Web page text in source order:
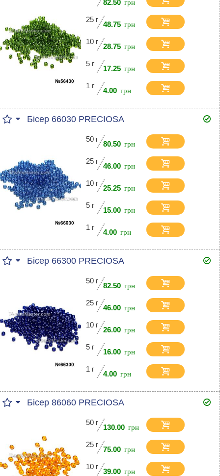
82.50
25 г
48.75
10 г
28.75
5 г
17.25
1 г
4.00
Бісер 66030 PRECIOSA
50 г
80.50
25 г
46.00
10 г
25.25
5 г
15.00
1 г
4.00
Бісер 66300 PRECIOSA
50 г
82.50
25 г
46.00
10 г
26.00
5 г
16.00
1 г
4.00
Бісер 86060 PRECIOSA
50 г
130.00
25 г
75.00
10 г
39.00